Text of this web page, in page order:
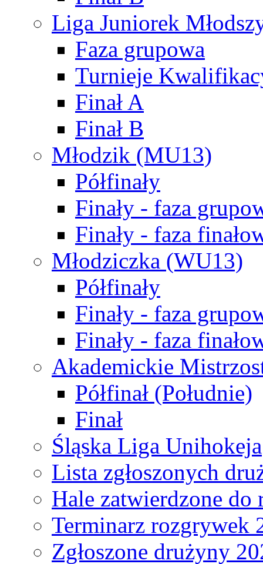
Liga Juniorek
Faza grupowa
Turnieje
Finał A
Finał B
Młodzik (MU13)
Półfinały
Finały - faza
Finały - faza
Młodziczka (WU13)
Półfinały
Finały - faza
Finały - faza
Akademickie
Półfinał (Południe)
Finał
Śląska Liga Unihokeja
Lista zgłoszonych
Hale zatwierdzone do
Terminarz rozgrywek
Zgłoszone drużyny